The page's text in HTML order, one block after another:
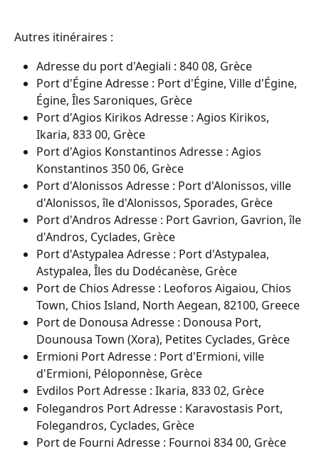
Autres itinéraires :
Adresse du port d'Aegiali : 840 08, Grèce
Port d'Égine Adresse : Port d'Égine, Ville d'Égine,
Égine, Îles Saroniques, Grèce
Port d'Agios Kirikos Adresse : Agios Kirikos,
Ikaria, 833 00, Grèce
Port d'Agios Konstantinos Adresse : Agios
Konstantinos 350 06, Grèce
Port d'Alonissos Adresse : Port d'Alonissos, ville
d'Alonissos, île d'Alonissos, Sporades, Grèce
Port d'Andros Adresse : Port Gavrion, Gavrion, île
d'Andros, Cyclades, Grèce
Port d'Astypalea Adresse : Port d'Astypalea,
Astypalea, Îles du Dodécanèse, Grèce
Port de Chios Adresse : Leoforos Aigaiou, Chios
Town, Chios Island, North Aegean, 82100, Greece
Port de Donousa Adresse : Donousa Port,
Dounousa Town (Xora), Petites Cyclades, Grèce
Ermioni Port Adresse : Port d'Ermioni, ville
d'Ermioni, Péloponnèse, Grèce
Evdilos Port Adresse : Ikaria, 833 02, Grèce
Folegandros Port Adresse : Karavostasis Port,
Folegandros, Cyclades, Grèce
Port de Fourni Adresse : Fournoi 834 00, Grèce